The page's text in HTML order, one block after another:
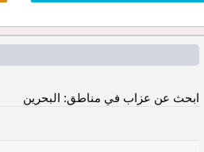
ابحث عن عزاب في مناطق: البحرين